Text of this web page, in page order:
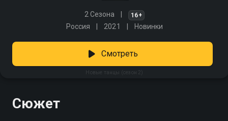
2 Сезона 16+
Россия 2021 Новинки
Новые танцы (сезон 2)
Смотреть
Сюжет